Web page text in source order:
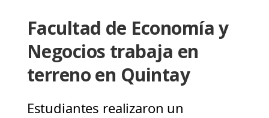
Facultad de Economía y
Negocios trabaja en
terreno en Quintay
Estudiantes realizaron un